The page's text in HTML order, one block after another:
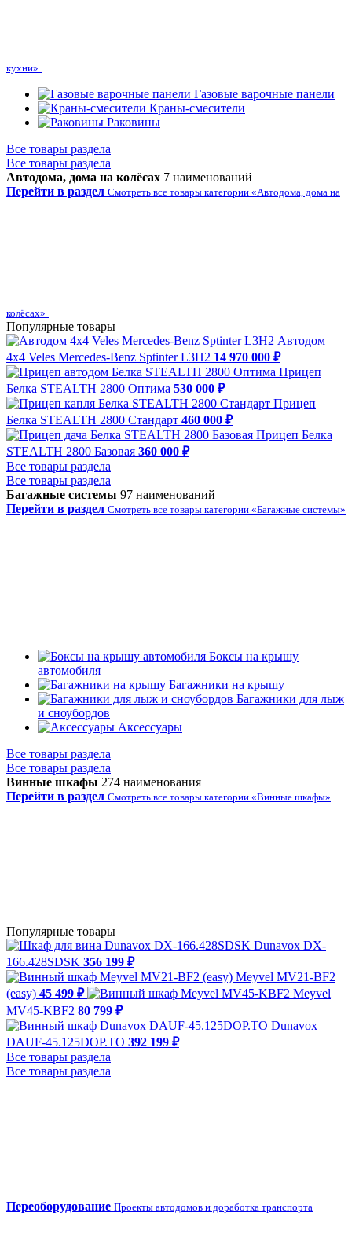
кухни»
Газовые варочные панели
Краны-смесители
Раковины
Все товары раздела
Все товары раздела
Автодома, дома на колёсах 7 наименований
Перейти в раздел Смотреть все товары категории «Автодома, дома на
колёсах»
Популярные товары
Автодом
4х4 Veles Mercedes-Benz Sptinter L3H2 14 970 000 ₽
Прицеп
Белка STEALTH 2800 Оптима 530 000 ₽
Прицеп
Белка STEALTH 2800 Стандарт 460 000 ₽
Прицеп Белка
STEALTH 2800 Базовая 360 000 ₽
Все товары раздела
Все товары раздела
Багажные системы 97 наименований
Перейти в раздел Смотреть все товары категории «Багажные системы»
Боксы на крышу
автомобиля
Багажники на крышу
Багажники для лыж
и сноубордов
Аксессуары
Все товары раздела
Все товары раздела
Винные шкафы 274 наименования
Перейти в раздел Смотреть все товары категории «Винные шкафы»
Популярные товары
Dunavox DX-
166.428SDSK 356 199 ₽
Meyvel MV21-BF2
(easy) 45 499 ₽
Meyvel
MV45-KBF2 80 799 ₽
Dunavox
DAUF-45.125DOP.TO 392 199 ₽
Все товары раздела
Все товары раздела
Переоборудование Проекты автодомов и доработка транспорта